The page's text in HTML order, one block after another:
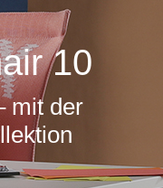
10
mit der